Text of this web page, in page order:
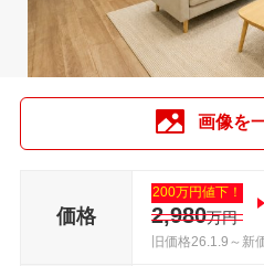
画像を
価格
200万円値下！
2,980万円
旧価格26.1.9～新